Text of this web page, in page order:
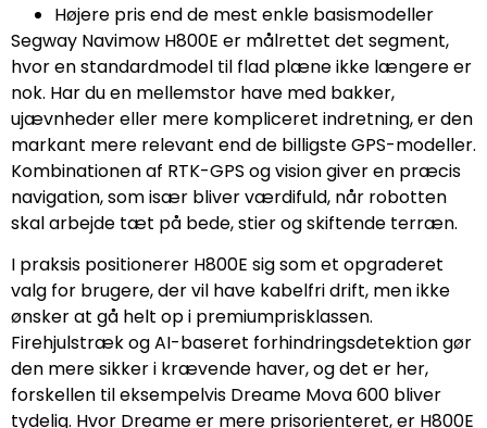
Højere pris end de mest enkle basismodeller
Segway Navimow H800E er målrettet det segment,
hvor en standardmodel til flad plæne ikke længere er
nok. Har du en mellemstor have med bakker,
ujævnheder eller mere kompliceret indretning, er den
markant mere relevant end de billigste GPS-modeller.
Kombinationen af RTK-GPS og vision giver en præcis
navigation, som især bliver værdifuld, når robotten
skal arbejde tæt på bede, stier og skiftende terræn.
I praksis positionerer H800E sig som et opgraderet
valg for brugere, der vil have kabelfri drift, men ikke
ønsker at gå helt op i premiumprisklassen.
Firehjulstræk og AI-baseret forhindringsdetektion gør
den mere sikker i krævende haver, og det er her,
forskellen til eksempelvis Dreame Mova 600 bliver
tydelig. Hvor Dreame er mere prisorienteret, er H800E